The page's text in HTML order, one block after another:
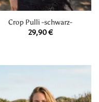
Crop Pulli -schwarz-
29,90€